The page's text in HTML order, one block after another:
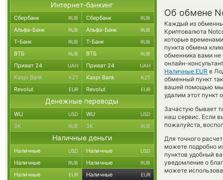
Об обмене
Каждый из
Криптовалюта
которые
пункта обмена
обменника вами не
онлайн-
Наличные EUR в
обменный пункт
вашей помощью мы
удалим этот пункт
Зачастую бывает
наш сервис. Если
пожалуйста,
Для точного
можете подробно
пунктов удобный
уведомление о
можете
Интернет-банкинг
Сбербанк RUB Сбербанк RUB
Альфа-Банк RUB Альфа-Банк RUB
Т-Банк RUB Т-Банк RUB
ВТБ RUB ВТБ RUB
Приват 24 UAH Приват 24 UAH
Kaspi Bank KZT Kaspi Bank KZT
Revolut EUR Revolut EUR
Денежные переводы
WU USD WU USD
ЗК RUB ЗК RUB
Наличные деньги
Наличные USD Наличные USD
Наличные RUB Наличные RUB
Наличные EUR Наличные EUR